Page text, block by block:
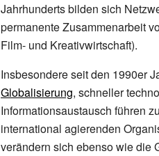
Jahrhunderts bilden sich
permanente Zusammenarbeit
Film- und Kreativwirtschaft).
Insbesondere seit den 1990er
Globalisierung, schneller
Informationsaustausch führen
international agierenden
verändern sich ebenso wie die